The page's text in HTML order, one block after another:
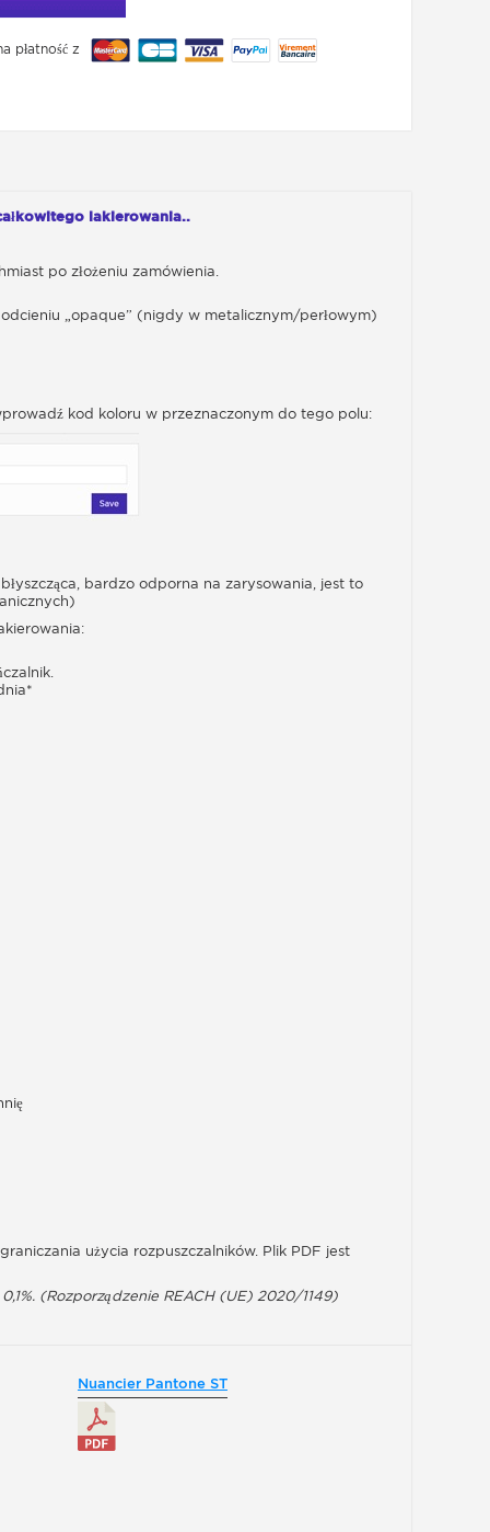
płatność z
lakierowania..
po złożeniu zamówienia.
„opaque” (nigdy w metalicznym/perłowym)
kod koloru w przeznaczonym do tego polu:
bardzo odporna na zarysowania, jest to
użycia rozpuszczalników. Plik PDF jest
(Rozporządzenie REACH (UE) 2020/1149)
Nuancier Pantone ST